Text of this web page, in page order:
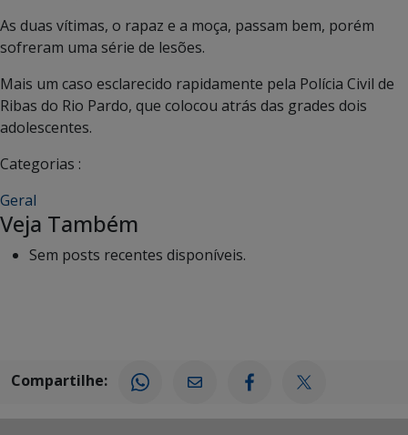
As duas vítimas, o rapaz e a moça, passam bem, porém
sofreram uma série de lesões.
Mais um caso esclarecido rapidamente pela Polícia Civil de
Ribas do Rio Pardo, que colocou atrás das grades dois
adolescentes.
Categorias :
Geral
Veja Também
Sem posts recentes disponíveis.
Compartilhe: